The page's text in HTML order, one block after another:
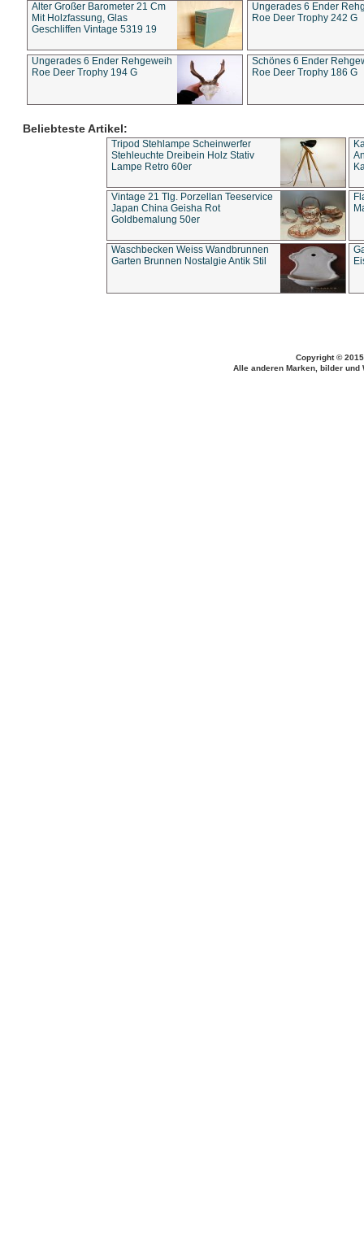
Alter Großer Barometer 21 Cm
Mit Holzfassung, Glas
Geschliffen Vintage 5319 19
Ungerades 6 Ender
Roe Deer Trophy 242 G
Ungerades 6 Ender Rehgeweih
Roe Deer Trophy 194 G
Schönes 6 Ender
Roe Deer Trophy 186 G
Beliebteste Artikel:
Tripod Stehlampe Scheinwerfer
Stehleuchte Dreibein Holz Stativ
Lampe Retro 60er
Vintage 21 Tlg. Porzellan Teeservice
Japan China Geisha Rot
Goldbemalung 50er
Waschbecken Weiss Wandbrunnen
Garten Brunnen Nostalgie Antik Stil
Copyright ©
Alle anderen Marken, bilder und